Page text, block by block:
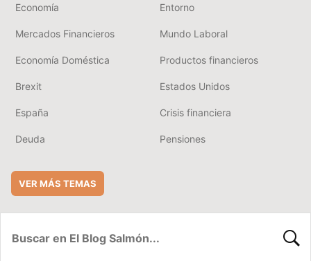
Economía Entorno
Mercados Financieros Mundo Laboral
Economía Doméstica Productos financieros
Brexit Estados Unidos
España Crisis financiera
Deuda Pensiones
VER MÁS TEMAS